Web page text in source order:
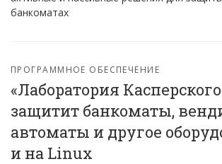
банкоматах
ПРОГРАММНОЕ ОБЕСПЕЧЕНИЕ
«Лаборатория
защитит банкоматы,
автоматы и другое
и на Linux